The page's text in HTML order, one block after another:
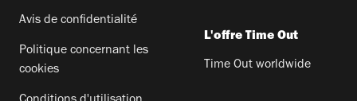
Avis de confidentialité
Politique concernant les
cookies
L'offre Time Out
Time Out worldwide